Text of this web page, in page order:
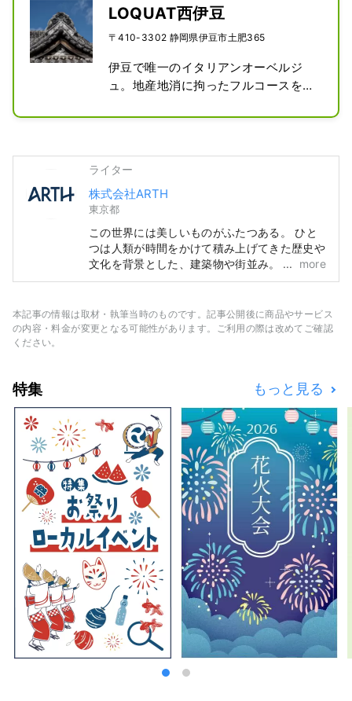
LOQUAT西伊豆
〒410-3302 静岡県伊豆市土肥365
伊豆で唯一のイタリアンオーベルジ
ュ。地産地消に拘ったフルコースを奏
シェフ。ご宿泊は、3組限定の個性の
した一棟貸切スタイル。それぞれの棟
には、全室に源泉掛け流しの完全プラ
イベートな露天風呂テラスを完備。お
客様一組一組に専任のコンシェルジュ
があなただけの伊豆での滞在をご提案
いたします。
ここにしかない、一日3組だけの特別
なステイ。美しの西伊豆で、心を解き
ライター
株式会社ARTH
東京都
この世界には美しいものがふたつある。 ひと
つは人類が時間をかけて積み上げてきた歴史や
文化を背景とした、建築物や街並み。 もうひ
とつは、人類がいっさい手を加えていない、自
で未だ眠っているもの、価値を見出されていな
いものを探し出す。 世界中の人々へ、心を魅
more
本記事の情報は取材・執筆当時のものです。記事公開後に商品やサービス
の内容・料金が変更となる可能性があります。ご利用の際は改めてご確認
ください。
特集 もっと見る